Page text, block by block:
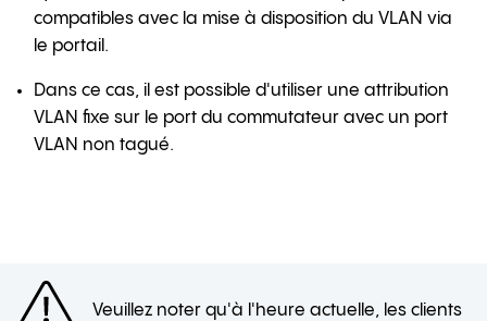
compatibles avec la mise à disposition du VLAN via
le portail.
Dans ce cas, il est possible d'utiliser une attribution
VLAN fixe sur le port du commutateur avec un port
VLAN non tagué.
Veuillez noter qu'à l'heure actuelle, les clients